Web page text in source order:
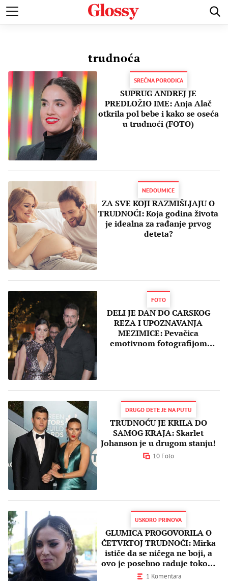
POZNATI MODA I LEPOTA ZDRAVI I SREĆNI LJUBAV
trudnoća
SREĆNA PORODICA
SUPRUG ANDREJ JE
PREDLOŽIO IME: Anja Alač
otkrila pol bebe i kako se oseća
u trudnoći (FOTO)
NEDOUMICE
ZA SVE KOJI RAZMIŠLJAJU O
TRUDNOĆI: Koja godina života
je idealna za rađanje prvog
deteta?
FOTO
DELI JE DAN DO CARSKOG
REZA I UPOZNAVANJA
MEZIMICE: Pevačica
emotivnom fotografijom
DRUGO DETE JE NA PUTU
TRUDNOĆU JE KRILA DO
SAMOG KRAJA: Skarlet
Johanson je u drugom stanju!
10 Foto
USKORO PRINOVA
GLUMICA PROGOVORILA O
ČETVRTOJ TRUDNOĆI: Mirka
ističe da se ničega ne boji, a
ovo je posebno raduje tokom
leta!
1 Komentara